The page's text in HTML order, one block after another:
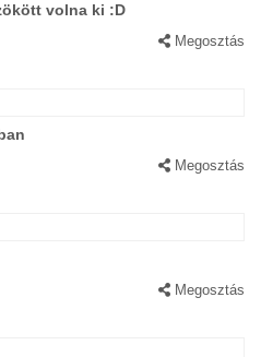
volna ki :D
Megosztás
Megosztás
Megosztás